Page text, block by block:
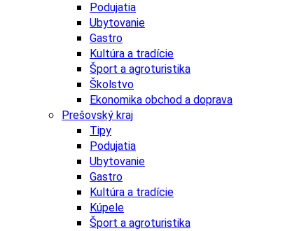
Podujatia
Ubytovanie
Gastro
Kultúra a tradície
Šport a agroturistika
Školstvo
Ekonomika obchod a doprava
Prešovský kraj
Tipy
Podujatia
Ubytovanie
Gastro
Kultúra a tradície
Kúpele
Šport a agroturistika